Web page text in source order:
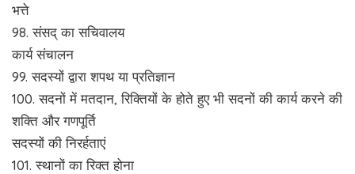
भत्ते
98. संसद् का सचिवालय
कार्य संचालन
99. सदस्यों द्वारा शपथ या प्रतिज्ञान
100. सदनों में मतदान, रिक्तियों के होते हुए भी सदनों की कार्य करने की
शक्ति और गणपूर्ति
सदस्यों की निरर्हताएं
101. स्थानों का रिक्त होना